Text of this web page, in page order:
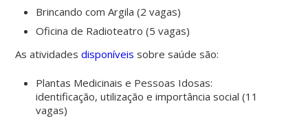
Brincando com Argila (2 vagas)
Oficina de Radioteatro (5 vagas)
As atividadesdisponíveissobre saúde são:
Plantas Medicinais e Pessoas Idosas:
identificação, utilização e importância social (11
vagas)